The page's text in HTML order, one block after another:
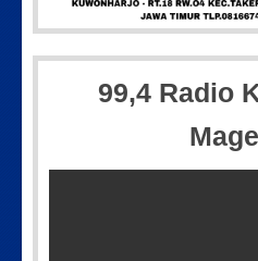
04-12_11-55-35-604
99,4 Radio